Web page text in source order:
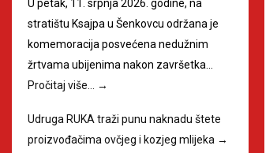
U petak, 11. srpnja 2026. godine, na
stratištu Ksajpa u Šenkovcu održana je
komemoracija posvećena nedužnim
žrtvama ubijenima nakon završetka…
Pročitaj više…
→
Udruga RUKA traži punu naknadu štete
proizvođačima ovčjeg i kozjeg mlijeka →